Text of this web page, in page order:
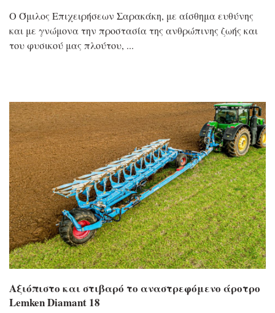
Ο Όμιλος Επιχειρήσεων Σαρακάκη, με αίσθημα ευθύνης
και με γνώμονα την προστασία της ανθρώπινης ζωής και
του φυσικού μας πλούτου,
Αξιόπιστο και στιβαρό το αναστρεφόμενο άροτρο
Lemken Diamant 18